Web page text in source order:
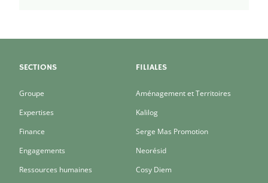
SECTIONS
Groupe
Expertises
Finance
Engagements
Ressources humaines
FILIALES
Aménagement et Territoires
Kalilog
Serge Mas Promotion
Neorésid
Cosy Diem